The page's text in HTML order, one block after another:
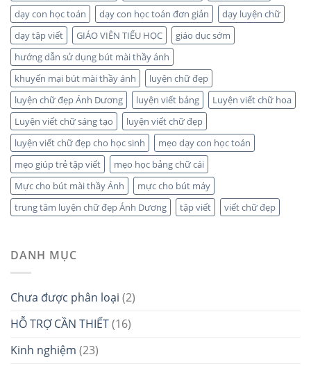
dạy con học toán
dạy con học toán đơn giản
dạy luyện chữ
dạy tập viết
GIÁO VIÊN TIỂU HỌC
giáo dục sớm
hướng dẫn sử dụng bút mài thầy ánh
khuyến mại bút mài thầy ánh
luyện chữ đẹp
luyện chữ đẹp Ánh Dương
luyện viết bảng
Luyện viết chữ hoa
Luyện viết chữ sáng tạo
luyện viết chữ đẹp
luyện viết chữ đẹp cho học sinh
mẹo dạy con học toán
mẹo giúp trẻ tập viết
mẹo học bảng chữ cái
Mực cho bút mài thầy Ánh
mực cho bút máy
trung tâm luyện chữ đẹp Ánh Dương
tập viết viết chữ đẹp
DANH MỤC
Chưa được phân loại (2)
HỖ TRỢ CẦN THIẾT(16)
Kinh nghiệm (23)